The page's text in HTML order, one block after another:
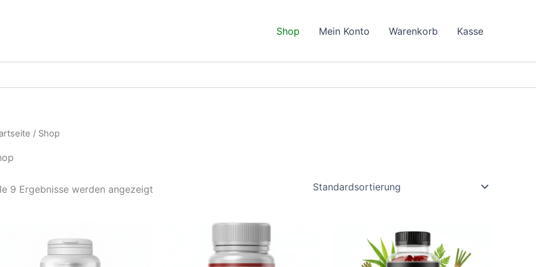
Shop Mein Konto Warenkorb Kasse
/ Shop
9 Ergebnisse werden angezeigt